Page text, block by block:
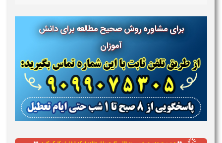
برای مشاوره روش صحیح مطالعه برای دانش
آموزان